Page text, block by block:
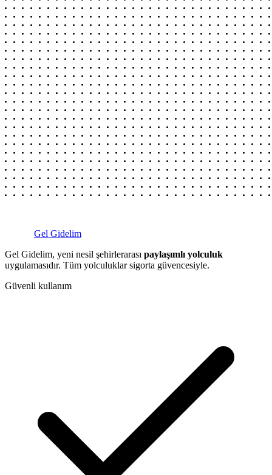
Gel Gidelim
Gel Gidelim, yeni nesil şehirlerarası paylaşımlı yolculuk
uygulamasıdır. Tüm yolculuklar sigorta güvencesiyle.
Güvenli kullanım